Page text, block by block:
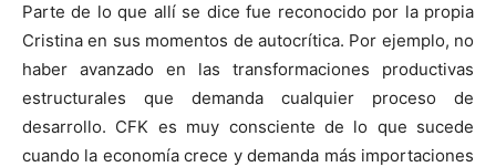
Parte de lo que allí se dice fue reconocido por la propia
Cristina en sus momentos de autocrítica. Por ejemplo, no
haber avanzado en las transformaciones productivas
estructurales que demanda cualquier proceso de
desarrollo. CFK es muy consciente de lo que sucede
cuando la economía crece y demanda más importaciones